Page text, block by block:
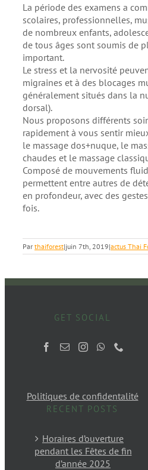
La période des examens a
scolaires, professionnelles,
de nombreux enfants,
de tous âges sont soumis de
important.
Le stress et la nervosité
migraines et à des blocages
généralement situés dans la
dorsal).
Nous proposons différents
rapidement à vous sentir
le massage dos+nuque, le
chaudes et le massage
Composé de mouvements
permettent entre autres de
en profondeur, avec des
fois.
Par thaiforest|juin 7th, 2019|actus Thai
GET SOCIAL
Politiques de confidentalité
RECENT POSTS
Horaires d’ouverture
pendant les Fêtes de fin
d’année 2025